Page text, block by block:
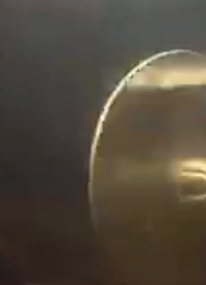
Que gera